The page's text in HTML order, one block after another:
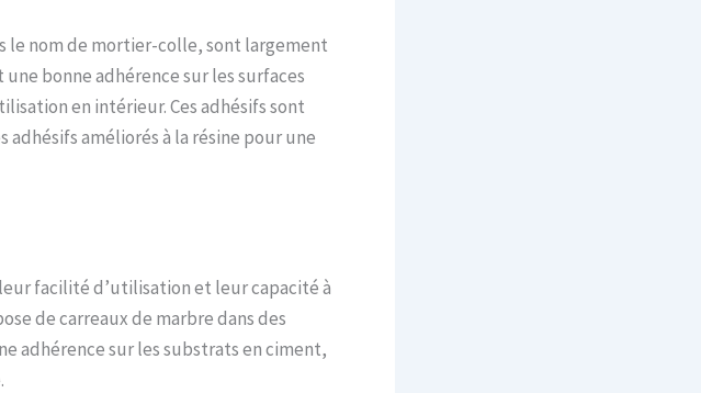
le nom de mortier-colle, sont largement
bonne adhérence sur les surfaces
en intérieur. Ces adhésifs sont
améliorés à la résine pour une
facilité d’utilisation et leur capacité à
de carreaux de marbre dans des
adhérence sur les substrats en ciment,